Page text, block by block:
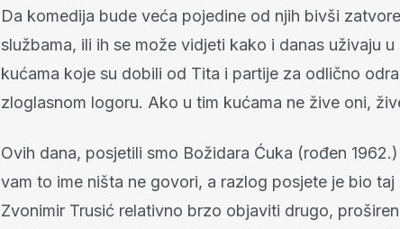
Da komedija bude veća pojedine od njih bivši
službama, ili ih se može vidjeti kako i danas uživaju
kućama koje su dobili od Tita i partije za odlično
zloglasnom logoru. Ako u tim kućama ne žive oni,
Ovih dana, posjetili smo Božidara Ćuka (rođen
vam to ime ništa ne govori, a razlog posjete je bio
Zvonimir Trusić relativno brzo objaviti drugo,